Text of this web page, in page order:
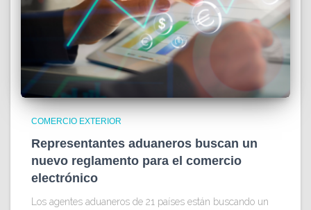
COMERCIO EXTERIOR
Representantes aduaneros buscan un
nuevo reglamento para el comercio
electrónico
Los agentes aduaneros de 21 países están buscando un